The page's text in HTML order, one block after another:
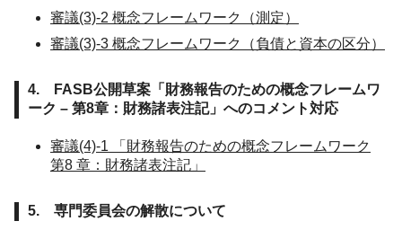
審議(3)-2 概念フレームワーク（測定）
審議(3)-3 概念フレームワーク（負債と資本の区分）
4. FASB公開草案「財務報告のための概念フレームワ
ーク – 第8章：財務諸表注記」へのコメント対応
審議(4)-1 「財務報告のための概念フレームワーク
第8 章：財務諸表注記」
5. 専門委員会の解散について